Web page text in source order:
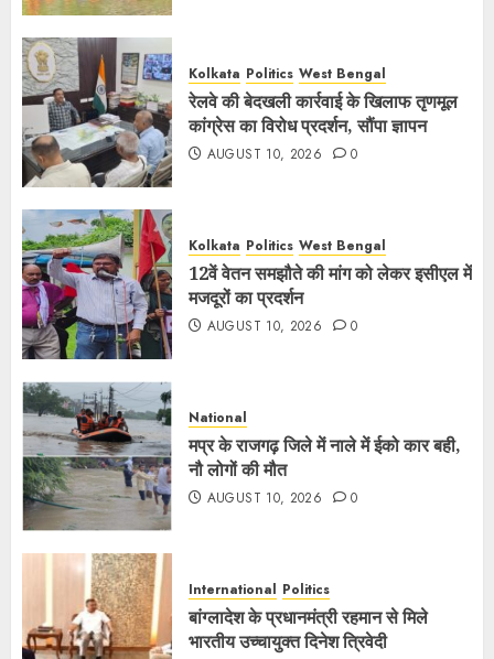
Kolkata Politics West Bengal
रेलवे की बेदखली कार्रवाई के खिलाफ तृणमूल
कांग्रेस का विरोध प्रदर्शन, सौंपा ज्ञापन
AUGUST 10, 2026 0
Kolkata Politics West Bengal
12वें वेतन समझौते की मांग को लेकर इसीएल में
मजदूरों का प्रदर्शन
AUGUST 10, 2026 0
National
मप्र के राजगढ़ जिले में नाले में ईको कार बही,
नौ लोगों की मौत
AUGUST 10, 2026 0
International Politics
बांग्लादेश के प्रधानमंत्री रहमान से मिले
भारतीय उच्चायुक्त दिनेश त्रिवेदी